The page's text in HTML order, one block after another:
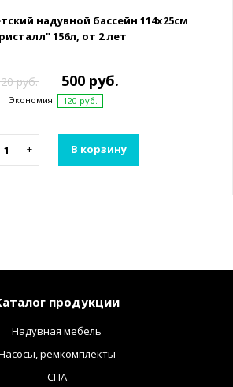
надувной бассейн 114х25см
156л, от 2 лет
руб. 500 руб.
Экономия: 120 руб.
+ В корзину
продукции
Надувная мебель
ремкомплекты
СПА